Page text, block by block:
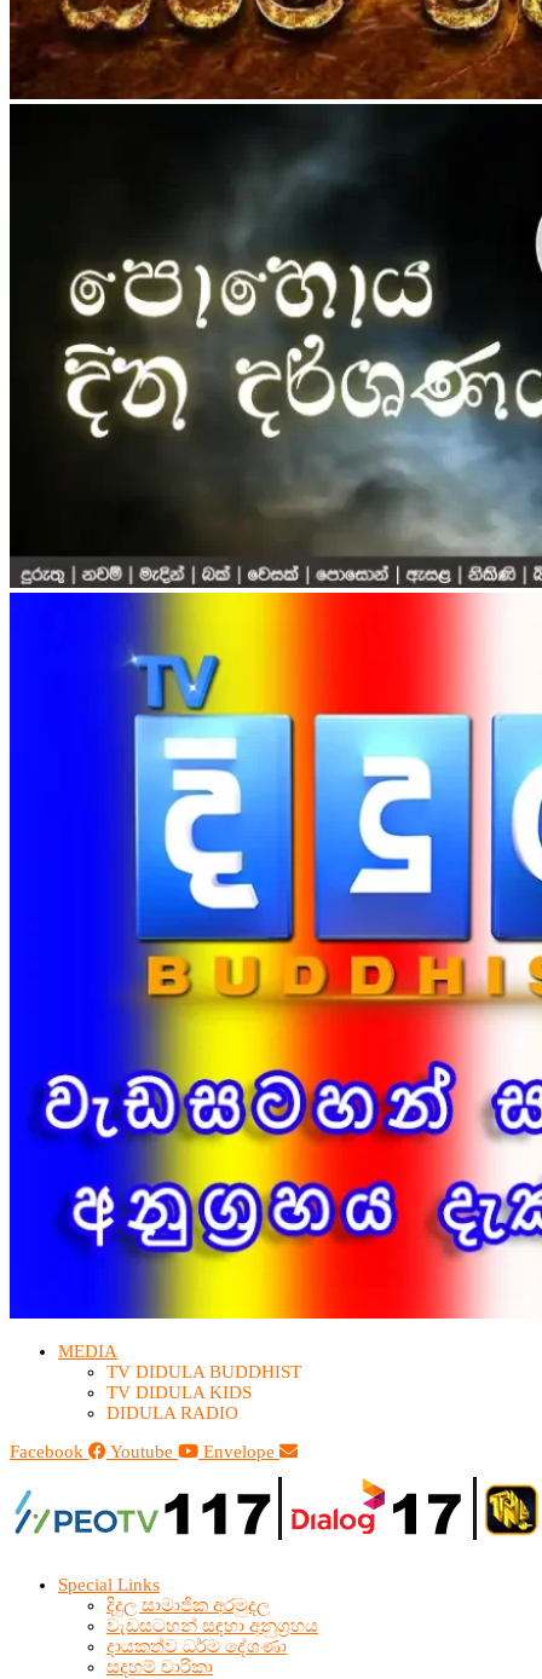
MEDIA
TV DIDULA BUDDHIST​
TV DIDULA KIDS
DIDULA RADIO
Facebook
Youtube Envelope
Special Links
දිදුල සාමාජික අරමුදල
වැඩසටහන් සඳහා අනුග්‍රහය
දායකත්ව ධර්ම දේශණා
සදහම් චාරිකා